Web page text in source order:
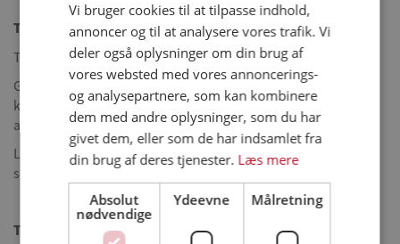
Tilberedning
Tø spinat op, steg fileterne kort på panden på begge sider.
Gulerødder og squash skæres i strimler og blanceres kort i
kogende saltet vand. Vandet vrides ud af spinaten, hvis der
anvendes frossen spinat
Lav lasagnen med de forskellige lag, skær evt. fileterne i
strimler – og bag i ovn ved 140° ca. 1 time.
Tip: For det bedste resultat - saml den dagen før og stil på køl.
ENGLISH
SPANISH
GERMAN
Vi bruger cookies til at tilpasse indhold,
annoncer og til at analysere vores trafik. Vi
deler også oplysninger om din brug af
vores websted med vores annoncerings-
og analysepartnere, som kan kombinere
dem med andre oplysninger, som du har
givet dem, eller som de har indsamlet fra
din brug af deres tjenester. Læs mere
Absolut
nødvendige
Ydeevne Målretning